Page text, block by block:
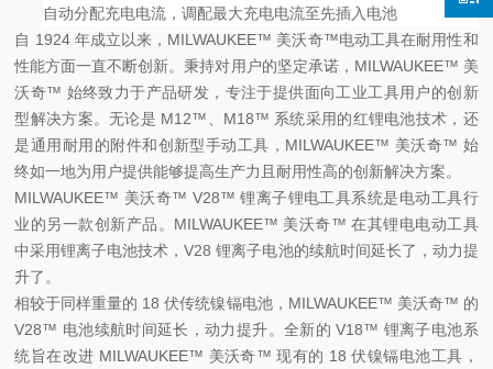
自动分配充电电流，调配最大充电电流至先插入电池
自 1924 年成立以来，MILWAUKEE™ 美沃奇™电动工具在耐用性和
性能方面一直不断创新。秉持对用户的坚定承诺，MILWAUKEE™ 美
沃奇™ 始终致力于产品研发，专注于提供面向工业工具用户的创新
型解决方案。无论是 M12™、M18™ 系统采用的红锂电池技术，还
是通用耐用的附件和创新型手动工具，MILWAUKEE™ 美沃奇™ 始
终如一地为用户提供能够提高生产力且耐用性高的创新解决方案。
MILWAUKEE™ 美沃奇™ V28™ 锂离子锂电工具系统是电动工具行
业的另一款创新产品。MILWAUKEE™ 美沃奇™ 在其锂电电动工具
中采用锂离子电池技术，V28 锂离子电池的续航时间延长了，动力提
升了。
相较于同样重量的 18 伏传统镍镉电池，MILWAUKEE™ 美沃奇™ 的
V28™ 电池续航时间延长，动力提升。全新的 V18™ 锂离子电池系
统旨在改进 MILWAUKEE™ 美沃奇™ 现有的 18 伏镍镉电池工具，